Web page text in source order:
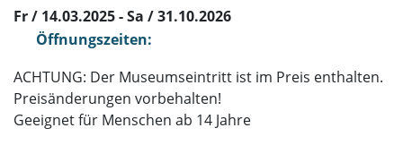
Fr / 14.03.2025 - Sa / 31.10.2026
Öffnungszeiten:
ACHTUNG: Der Museumseintritt ist im Preis enthalten.
Preisänderungen vorbehalten!
Geeignet für Menschen ab 14 Jahre